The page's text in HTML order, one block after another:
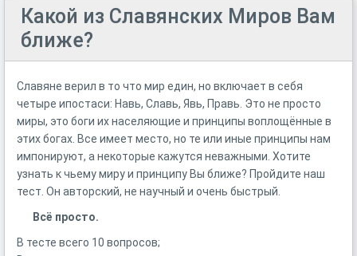
Какой из Славянских Миров Вам
ближе?
Славяне верил в то что мир един, но включает в себя
четыре ипостаси: Навь, Славь, Явь, Правь. Это не просто
миры, это боги их населяющие и принципы воплощённые в
этих богах. Все имеет место, но те или иные принципы нам
импонируют, а некоторые кажутся неважными. Хотите
узнать к чьему миру и принципу Вы ближе? Пройдите наш
тест. Он авторский, не научный и очень быстрый.
Всё просто.
В тесте всего 10 вопросов;